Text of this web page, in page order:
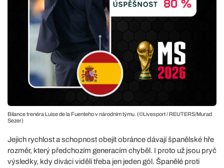
Bilance trenéra Luise de la Fuenteho v národním týmu. (©Livesport / REUTERS/Murad
Sezer)
Jejich rychlost a schopnost obejít obránce dávají španělské hře
rozměr, který předchozím generacím chyběl. I proto už jsou pryč
výsledky, kdy diváci viděli třeba jen jeden gól. Španělé proti